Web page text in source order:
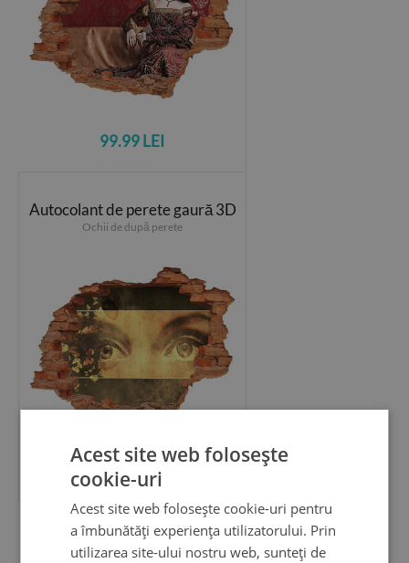
99.99 LEI
Autocolant de perete gaură 3D
Ochii de după perete
99.99 LEI
Autocolant de perete gaură 3D
Dansând în lumina reflectoarelor
Acest site web folosește
cookie-uri
Acest site web folosește cookie-uri pentru
a îmbunătăți experiența utilizatorului. Prin
utilizarea site-ului nostru web, sunteți de